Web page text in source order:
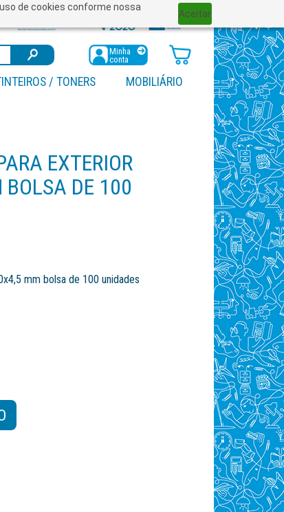
de cookies conforme nossa
Aceitar
Minha
conta
/ TONERS MOBILIÁRIO
EXTERIOR
DE 100
mm bolsa de 100 unidades